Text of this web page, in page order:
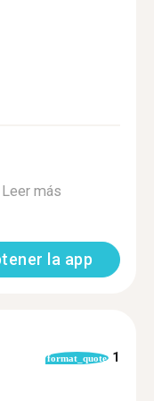
Leer más
la app
format_quote 1